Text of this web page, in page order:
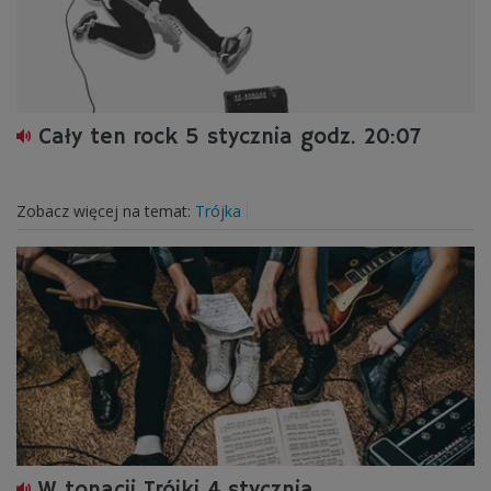
Cały ten rock 5 stycznia godz. 20:07
Zobacz więcej na temat: Trójka